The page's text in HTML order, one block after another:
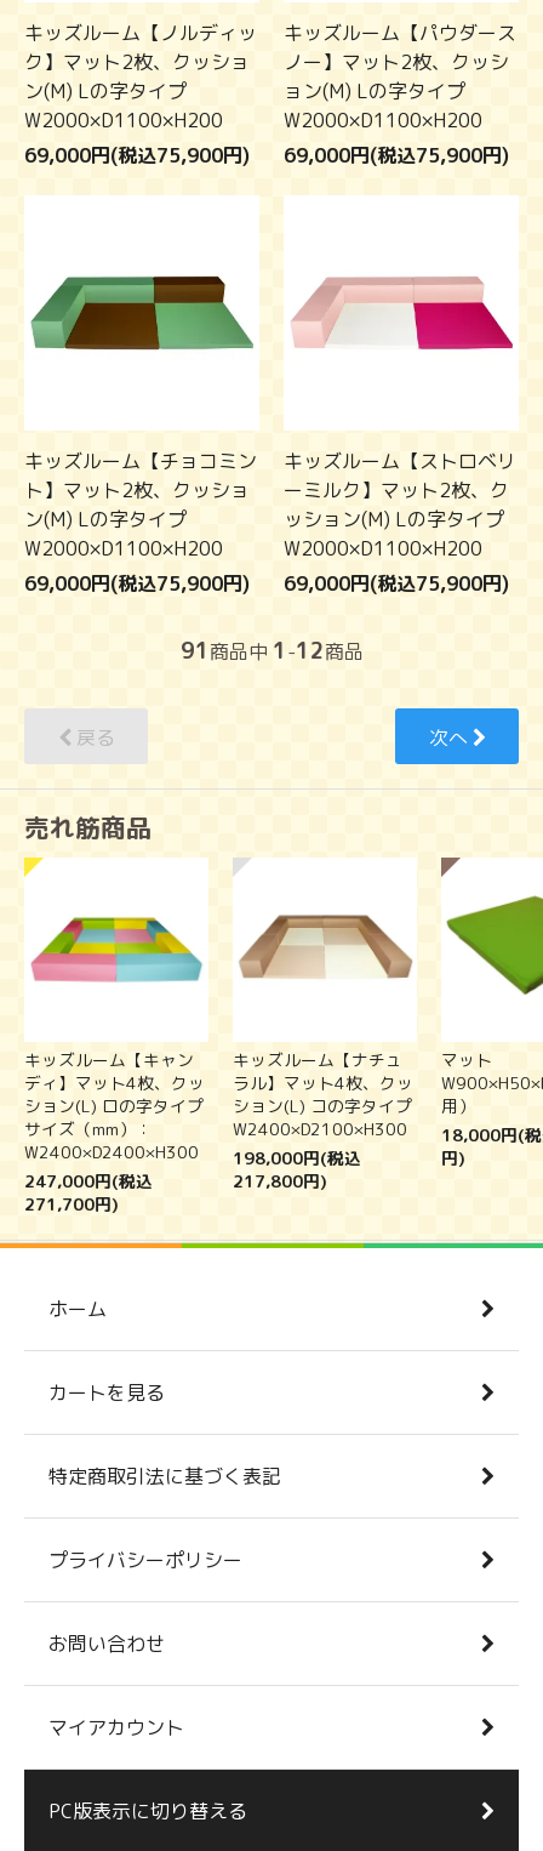
キッズルーム【ノルディッ
ク】マット2枚、クッショ
ン(M) Lの字タイプ
W2000×D1100×H200
69,000円(税込75,900円)
キッズルーム【パウダース
ノー】マット2枚、クッシ
ョン(M) Lの字タイプ
W2000×D1100×H200
69,000円(税込75,900円)
キッズルーム【チョコミン
ト】マット2枚、クッショ
ン(M) Lの字タイプ
W2000×D1100×H200
69,000円(税込75,900円)
キッズルーム【ストロベリ
ーミルク】マット2枚、ク
ッション(M) Lの字タイプ
W2000×D1100×H200
69,000円(税込75,900円)
91 商品中 1 -12商品
戻る 次へ
売れ筋商品
キッズルーム【キャン
ディ】マット4枚、クッ
ション(L) ロの字タイプ
サイズ（mm）：
W2400×D2400×H300
247,000円(税込
271,700円)
キッズルーム【ナチュ
ラル】マット4枚、クッ
ション(L) コの字タイプ
W2400×D2100×H300
198,000円(税込
217,800円)
マット
用）
18,000円(
円)
ホーム
カートを見る
特定商取引法に基づく表記
プライバシーポリシー
お問い合わせ
マイアカウント
PC版表示に切り替える